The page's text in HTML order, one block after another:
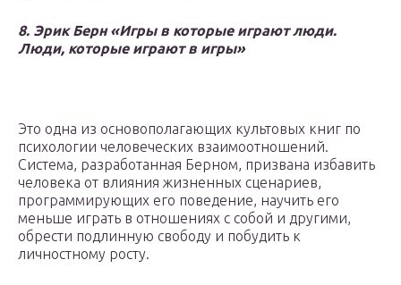
8. Эрик Берн «Игры в которые играют люди.
Люди, которые играют в игры»
Это одна из основополагающих культовых книг по
психологии человеческих взаимоотношений.
Система, разработанная Берном, призвана избавить
человека от влияния жизненных сценариев,
программирующих его поведение, научить его
меньше играть в отношениях с собой и другими,
обрести подлинную свободу и побудить к
личностному росту.